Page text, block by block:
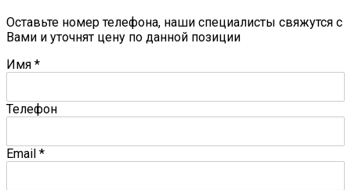
Оставьте номер телефона, наши специалисты свяжутся с
Вами и уточнят цену по данной позиции
Имя *
Телефон
Email *